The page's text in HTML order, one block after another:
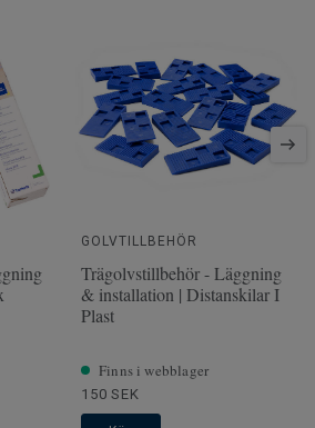
510040021
4 sidor
32 Normalt
138
19.3
Embossing in Register (Plus
17
GOLVTILLBEHÖR
Trägolvstillbehör - Läggning
& installation | Distanskilar I
Plast
Finns i webblager
150 SEK